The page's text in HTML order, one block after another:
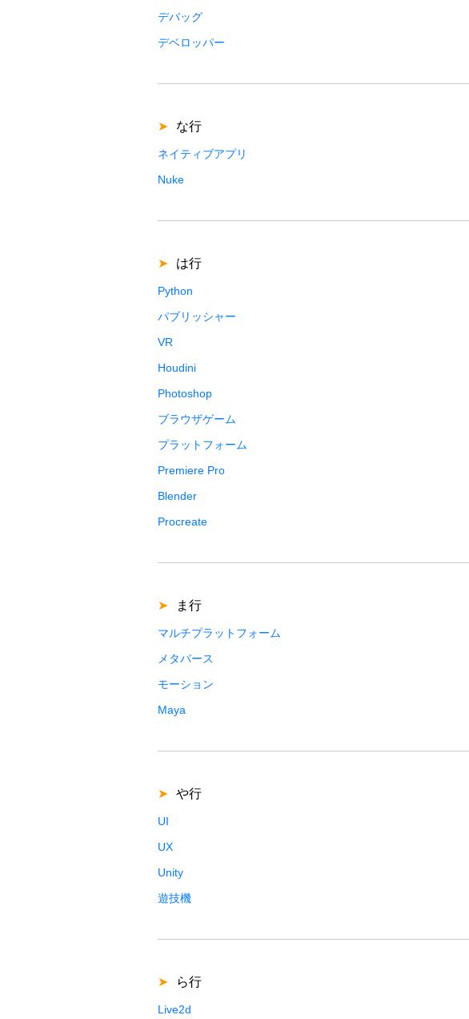
デバッグ
デベロッパー
な行
ネイティブアプリ
Nuke
は行
Python
パブリッシャー
VR
Houdini
Photoshop
ブラウザゲーム
プラットフォーム
Premiere Pro
Blender
Procreate
ま行
マルチプラットフォーム
メタバース
モーション
Maya
や行
UI
UX
Unity
遊技機
ら行
Live2d